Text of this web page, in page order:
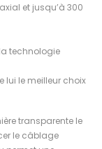
et jusqu’à 300
technologie
lui le meilleur choix
transparente le
le câblage